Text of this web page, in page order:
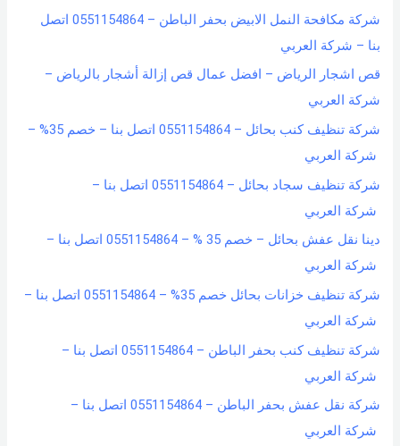
شركة مكافحة النمل الابيض بحفر الباطن – 0551154864 اتصل
بنا – شركة العربي
قص اشجار الرياض – افضل عمال قص إزالة أشجار بالرياض –
شركة العربي
شركة تنظيف كنب بحائل – 0551154864 اتصل بنا – خصم 35% –
شركة العربي
شركة تنظيف سجاد بحائل – 0551154864 اتصل بنا –
شركة العربي
دينا نقل عفش بحائل – خصم 35 % – 0551154864 اتصل بنا –
شركة العربي
شركة تنظيف خزانات بحائل خصم 35% – 0551154864 اتصل بنا –
شركة العربي
شركة تنظيف كنب بحفر الباطن – 0551154864 اتصل بنا –
شركة العربي
شركة نقل عفش بحفر الباطن – 0551154864 اتصل بنا –
شركة العربي